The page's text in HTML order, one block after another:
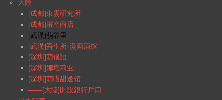
大陸
[成都]東雲研究所
[成都]澄空商店
[武漢]萌谷里
[武漢]吾生所·漫画酒馆
[深圳]萌僕語
[深圳]娜塔莉亚
[深圳]萌喵甜逸馆
——[大陸]開設銀行戶口